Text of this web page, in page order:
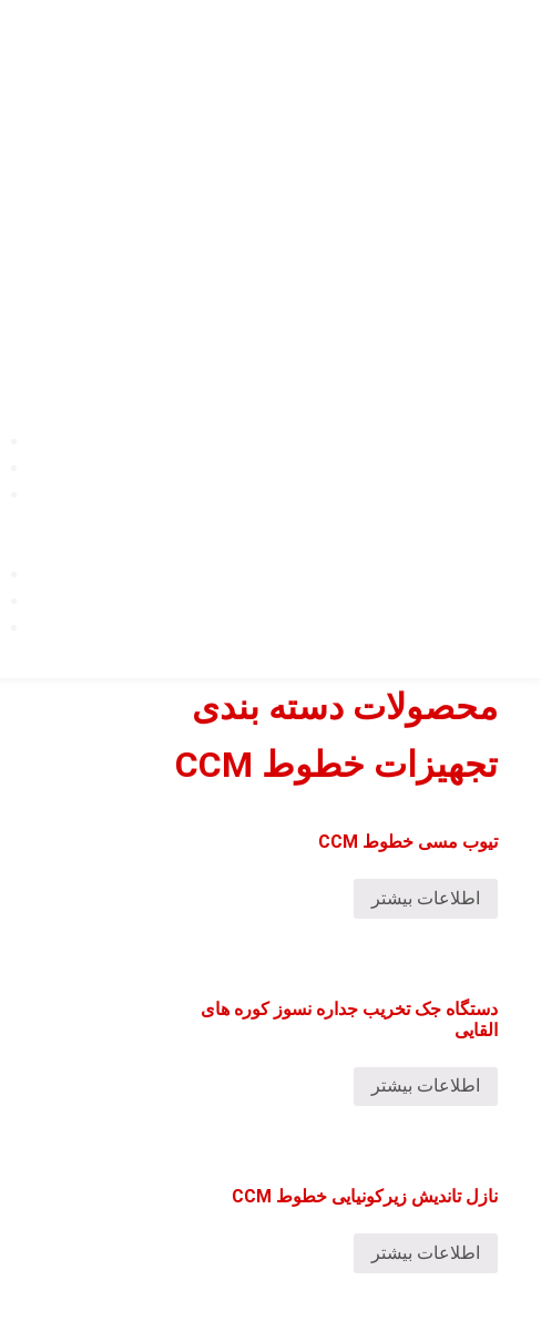
محصولات دسته بندی
تجهیزات خطوط CCM
تیوب مسی خطوط CCM
اطلاعات بیشتر
دستگاه جک تخریب جداره نسوز کوره های
القایی
اطلاعات بیشتر
نازل تاندیش زیرکونیایی خطوط CCM
اطلاعات بیشتر